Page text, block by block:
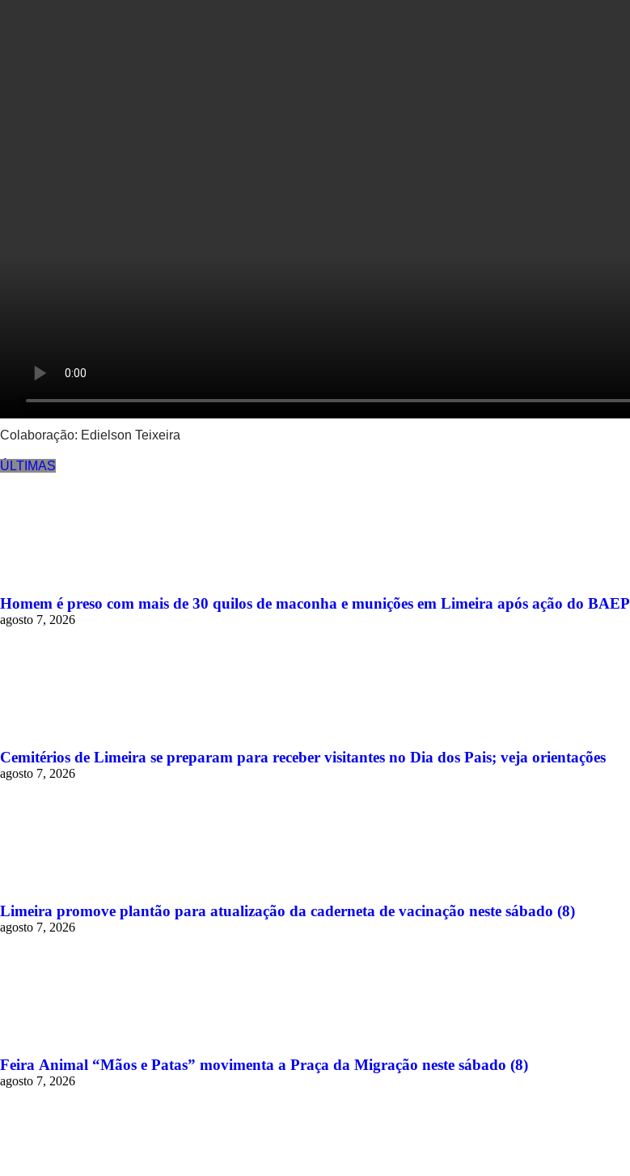
Colaboração: Edielson Teixeira
ÚLTIMAS
Homem é preso com mais de 30 quilos de maconha e munições em Limeira após ação do BAEP
agosto 7, 2026
Cemitérios de Limeira se preparam para receber visitantes no Dia dos Pais; veja orientações
agosto 7, 2026
Limeira promove plantão para atualização da caderneta de vacinação neste sábado (8)
agosto 7, 2026
Feira Animal “Mãos e Patas” movimenta a Praça da Migração neste sábado (8)
agosto 7, 2026